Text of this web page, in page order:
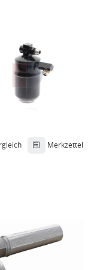
Merkzettel